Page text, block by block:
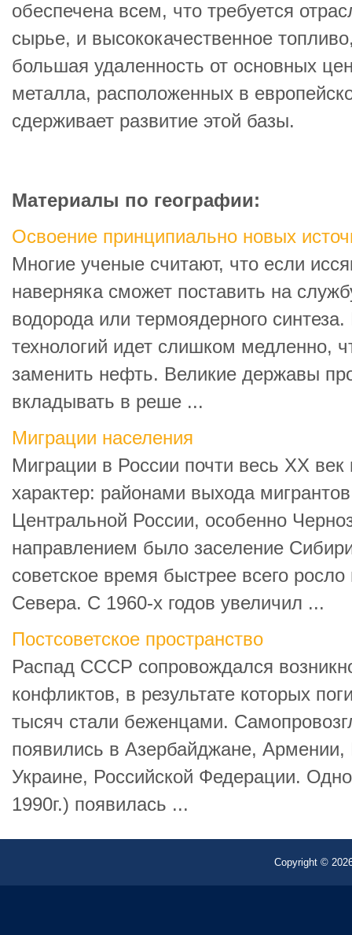
обеспечена всем, что требуется
сырье, и высококачественное
большая удаленность от основных
металла, расположенных в
сдерживает развитие этой базы.
Материалы по географии:
Освоение принципиально новых
Многие ученые считают, что если
наверняка сможет поставить на
водорода или термоядерного
технологий идет слишком медленно,
заменить нефть. Великие державы
вкладывать в реше ...
Миграции населения
Миграции в России почти весь ХХ
характер: районами выхода
Центральной России, особенно
направлением было заселение
советское время быстрее всего
Севера. С 1960-х годов увеличил ...
Постсоветское пространство
Распад СССР сопровождался
конфликтов, в результате которых
тысяч стали беженцами.
появились в Азербайджане, Армении,
Украине, Российской Федерации.
1990г.) появилась ...
Copyright ©